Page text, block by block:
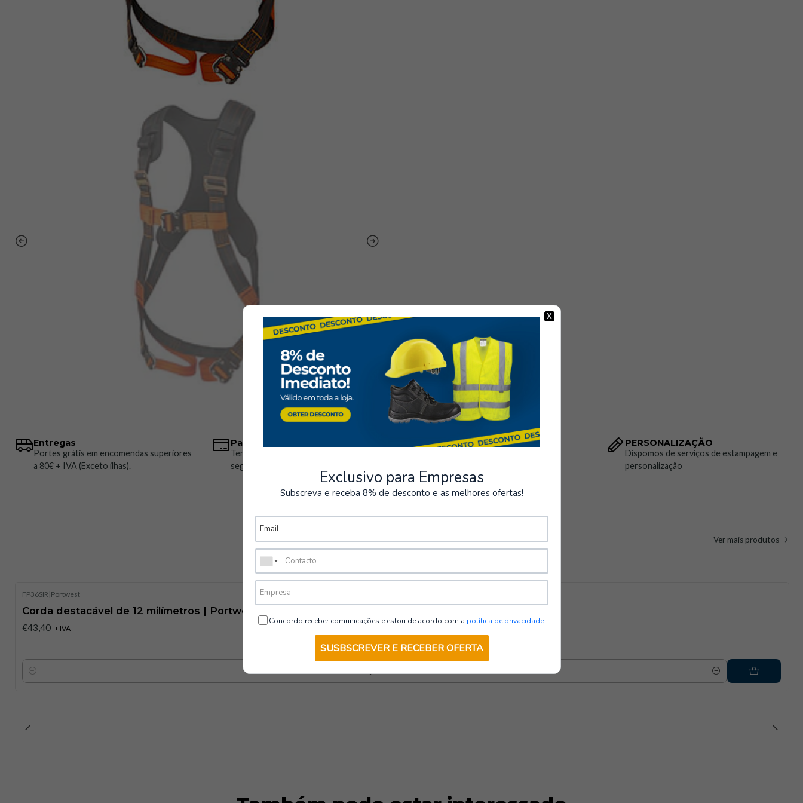
Entregas
Portes grátis em encomendas superiores
a 80€ + IVA (Exceto ilhas).
Pagamentos Seguros
Temos vários métodos de pagamento
seguros
Armazém PERSONALIZAÇÃO
Dispomos de serviços de estampagem e
personalização
Trabalhos em Altura Ver mais produtos
FP36SIR |Portwest
Corda destacável de 12 milímetros | Portwest
€43,40 + IVA
Quantidade
X
Exclusivo para Empresas
Subscreva e receba 8% de desconto e as melhores ofertas!
Concordo receber comunicações e estou de acordo com a política de privacidade.
SUSBSCREVER E RECEBER OFERTA